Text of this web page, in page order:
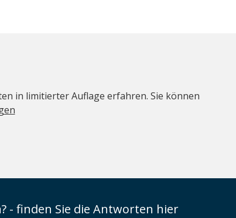
in limitierter Auflage erfahren. Sie können
- finden Sie die Antworten hier